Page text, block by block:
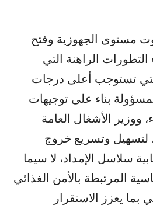
مستوى الجهوزية وفتح
في ضوء التطورات الراهنة التي
تستوجب أعلى درجات
بناء على توجيهات
ووزير الأشغال العامة
لتسهيل وتسريع خروج
سلاسل الإمداد، لا سيما
المرتبطة بالأمن الغذائي
بما يعزز الاستقرار